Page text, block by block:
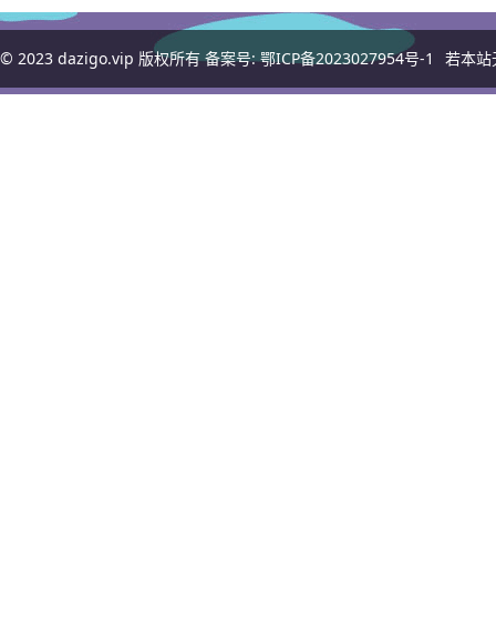
© 2023 dazigo.vip 版权所有 备案号:鄂ICP备2023027954号-1 若本